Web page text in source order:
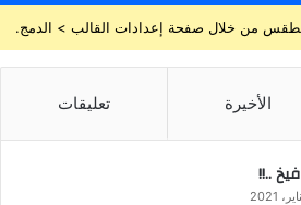
الأخيرة تعليقات
..!!